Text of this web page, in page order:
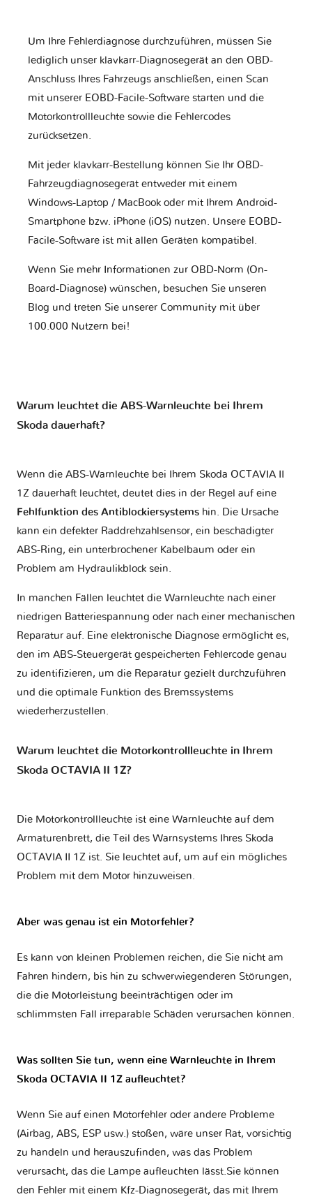
Um Ihre Fehlerdiagnose durchzuführen, müssen Sie
lediglich unser klavkarr-Diagnosegerät an den OBD-
Anschluss Ihres Fahrzeugs anschließen, einen Scan
mit unserer EOBD-Facile-Software starten und die
Motorkontrollleuchte sowie die Fehlercodes
zurücksetzen.
Mit jeder klavkarr-Bestellung können Sie Ihr OBD-
Fahrzeugdiagnosegerät entweder mit einem
Windows-Laptop / MacBook oder mit Ihrem Android-
Smartphone bzw. iPhone (iOS) nutzen. Unsere EOBD-
Facile-Software ist mit allen Geräten kompatibel.
Wenn Sie mehr Informationen zur OBD-Norm (On-
Board-Diagnose) wünschen, besuchen Sie unseren
Blog und treten Sie unserer Community mit über
100.000 Nutzern bei!
Warum leuchtet die ABS-Warnleuchte bei Ihrem
Skoda dauerhaft?
Wenn die ABS-Warnleuchte bei Ihrem Skoda OCTAVIA II
1Z dauerhaft leuchtet, deutet dies in der Regel auf eine
Fehlfunktion des Antiblockiersystems hin. Die Ursache
kann ein defekter Raddrehzahlsensor, ein beschädigter
ABS-Ring, ein unterbrochener Kabelbaum oder ein
Problem am Hydraulikblock sein.
In manchen Fällen leuchtet die Warnleuchte nach einer
niedrigen Batteriespannung oder nach einer mechanischen
Reparatur auf. Eine elektronische Diagnose ermöglicht es,
den im ABS-Steuergerät gespeicherten Fehlercode genau
zu identifizieren, um die Reparatur gezielt durchzuführen
und die optimale Funktion des Bremssystems
wiederherzustellen.
Warum leuchtet die Motorkontrollleuchte in Ihrem
Skoda OCTAVIA II 1Z?
Die Motorkontrollleuchte ist eine Warnleuchte auf dem
Armaturenbrett, die Teil des Warnsystems Ihres Skoda
OCTAVIA II 1Z ist. Sie leuchtet auf, um auf ein mögliches
Problem mit dem Motor hinzuweisen.
Aber was genau ist ein Motorfehler?
Es kann von kleinen Problemen reichen, die Sie nicht am
Fahren hindern, bis hin zu schwerwiegenderen Störungen,
die die Motorleistung beeinträchtigen oder im
schlimmsten Fall irreparable Schäden verursachen können.
Was sollten Sie tun, wenn eine Warnleuchte in Ihrem
Skoda OCTAVIA II 1Z aufleuchtet?
Wenn Sie auf einen Motorfehler oder andere Probleme
(Airbag, ABS, ESP usw.) stoßen, wäre unser Rat, vorsichtig
zu handeln und herauszufinden, was das Problem
verursacht, das die Lampe aufleuchten lässt.Sie können
den Fehler mit einem Kfz-Diagnosegerät, das mit Ihrem